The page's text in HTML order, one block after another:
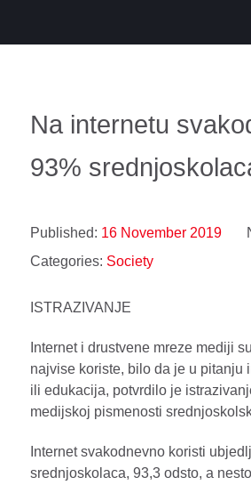
Na internetu
93%
Published: 16 November 2019
Categories: Society
ISTRAZIVANJE
Internet i drustvene mreze mediji
najvise koriste, bilo da je u pitanju
ili edukacija, potvrdilo je
medijskoj pismenosti
Internet svakodnevno koristi
srednjoskolaca, 93,3 odsto, a